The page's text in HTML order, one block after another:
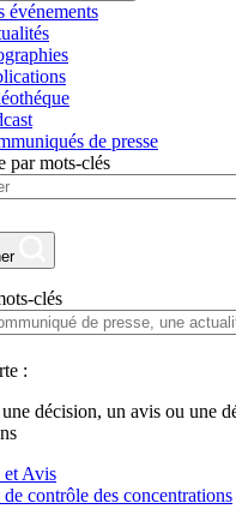
événements
de presse
par mots-clés
clés
:
décision, un avis ou une
et Avis
contrôle des concentrations